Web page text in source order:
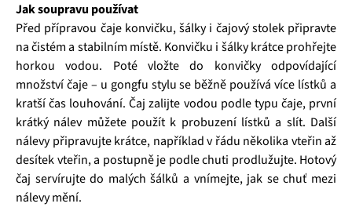
Jak soupravu používat
Před přípravou čaje konvičku, šálky i čajový stolek připravte
na čistém a stabilním místě. Konvičku i šálky krátce prohřejte
horkou vodou. Poté vložte do konvičky odpovídající
množství čaje – u gongfu stylu se běžně používá více lístků a
kratší čas louhování. Čaj zalijte vodou podle typu čaje, první
krátký nálev můžete použít k probuzení lístků a slít. Další
nálevy připravujte krátce, například v řádu několika vteřin až
desítek vteřin, a postupně je podle chuti prodlužujte. Hotový
čaj servírujte do malých šálků a vnímejte, jak se chuť mezi
nálevy mění.